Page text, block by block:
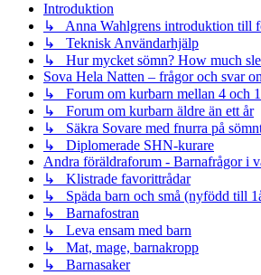
Introduktion
↳ Anna Wahlgrens introduktion till
↳ Teknisk Användarhjälp
↳ Hur mycket sömn? How much
Sova Hela Natten – frågor och svar
↳ Forum om kurbarn mellan 4 och
↳ Forum om kurbarn äldre än ett år
↳ Säkra Sovare med fnurra på
↳ Diplomerade SHN-kurare
Andra föräldraforum - Barnafrågor i
↳ Klistrade favorittrådar
↳ Späda barn och små (nyfödd till
↳ Barnafostran
↳ Leva ensam med barn
↳ Mat, mage, barnakropp
↳ Barnasaker